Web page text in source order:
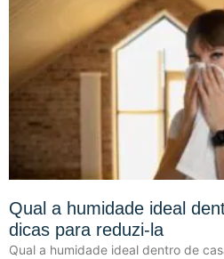
Qual a humidade ideal
dicas para reduzi-la
Qual a humidade ideal dentro de